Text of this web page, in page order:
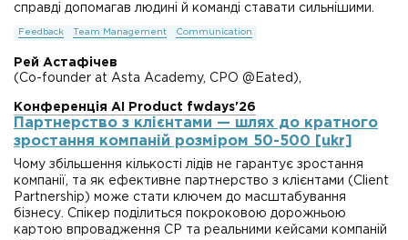
справді допомагав людині й команді ставати сильнішими.
Feedback Team Management Communication
Рей Астафічев
(Co-founder at Asta Academy, CPO @Eated),
Конференція AI Product fwdays'26
Партнерство з клієнтами — шлях до кратного
зростання компаній розміром 50-500 [ukr]
Чому збільшення кількості лідів не гарантує зростання
компанії, та як ефективне партнерство з клієнтами (Client
Partnership) може стати ключем до масштабування
бізнесу. Спікер поділиться покроковою дорожньою
картою впровадження CP та реальними кейсами компаній